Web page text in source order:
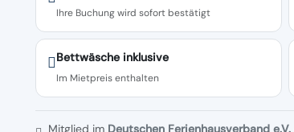
Ihre Buchung wird sofort bestätigt
Bettwäsche inklusive
Im Mietpreis enthalten
Mitglied im Deutschen Ferienhausverband e.V.